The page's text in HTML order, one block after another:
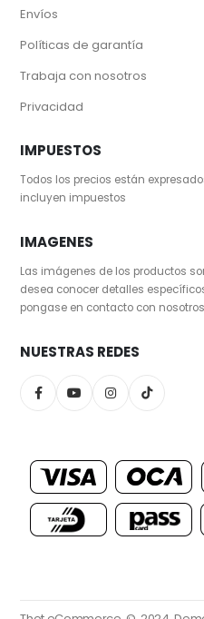
Envíos
Políticas de garantía
Trabaja con nosotros
Privacidad
IMPUESTOS
Todos los precios están
incluyen impuestos
IMAGENES
Las imágenes de los productos
desea conocer detalles
pongase en contacto con
NUESTRAS REDES